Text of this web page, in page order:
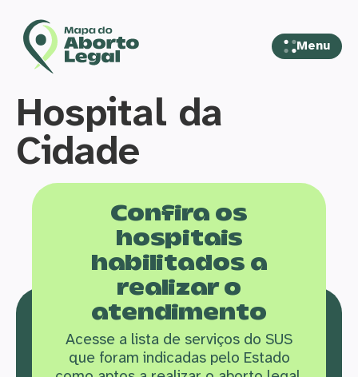
Menu
Hospital da
Cidade
Confira os
hospitais
habilitados a
realizar o
atendimento
Acesse a lista de serviços do SUS
que foram indicadas pelo Estado